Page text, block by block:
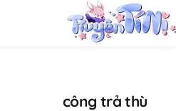
công trả thù